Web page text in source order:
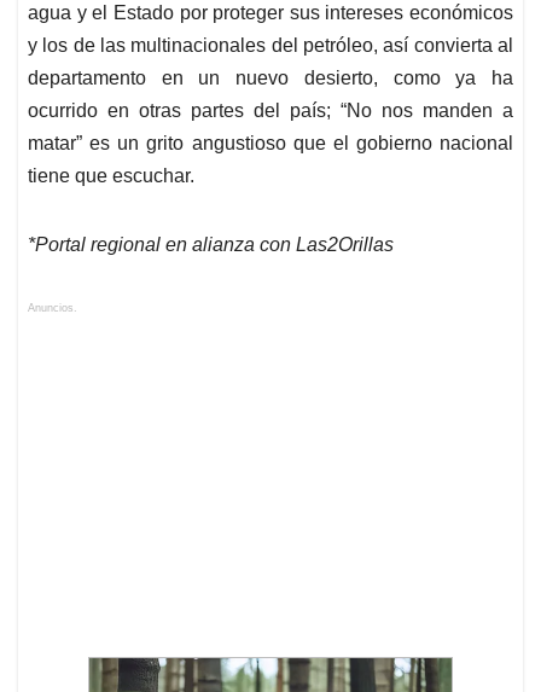
agua y el Estado por proteger sus intereses económicos
y los de las multinacionales del petróleo, así convierta al
departamento en un nuevo desierto, como ya ha
ocurrido en otras partes del país; “No nos manden a
matar” es un grito angustioso que el gobierno nacional
tiene que escuchar.
*Portal regional en alianza con Las2Orillas
Anuncios.